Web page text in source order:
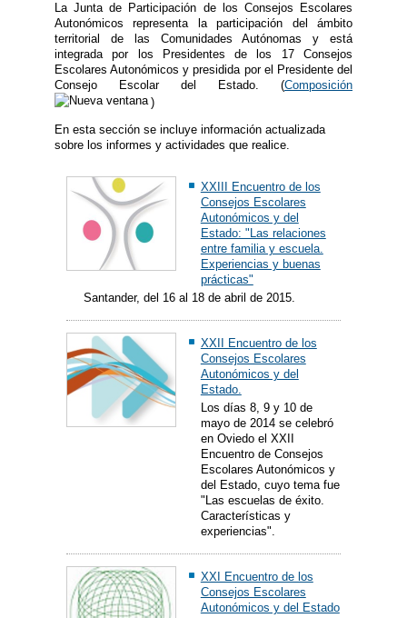
La Junta de Participación de los Consejos Escolares
Autonómicos representa la participación del ámbito
territorial de las Comunidades Autónomas y está
integrada por los Presidentes de los 17 Consejos
Escolares Autonómicos y presidida por el Presidente del
Consejo Escolar del Estado. (Composición
)
En esta sección se incluye información actualizada
sobre los informes y actividades que realice.
XXIII Encuentro de los
Consejos Escolares
Autonómicos y del
Estado: "Las relaciones
entre familia y escuela.
Experiencias y buenas
prácticas"
Santander, del 16 al 18 de abril de 2015.
XXII Encuentro de los
Consejos Escolares
Autonómicos y del
Estado.
Los días 8, 9 y 10 de
mayo de 2014 se celebró
en Oviedo el XXII
Encuentro de Consejos
Escolares Autonómicos y
del Estado, cuyo tema fue
"Las escuelas de éxito.
Características y
experiencias".
XXI Encuentro de los
Consejos Escolares
Autonómicos y del Estado